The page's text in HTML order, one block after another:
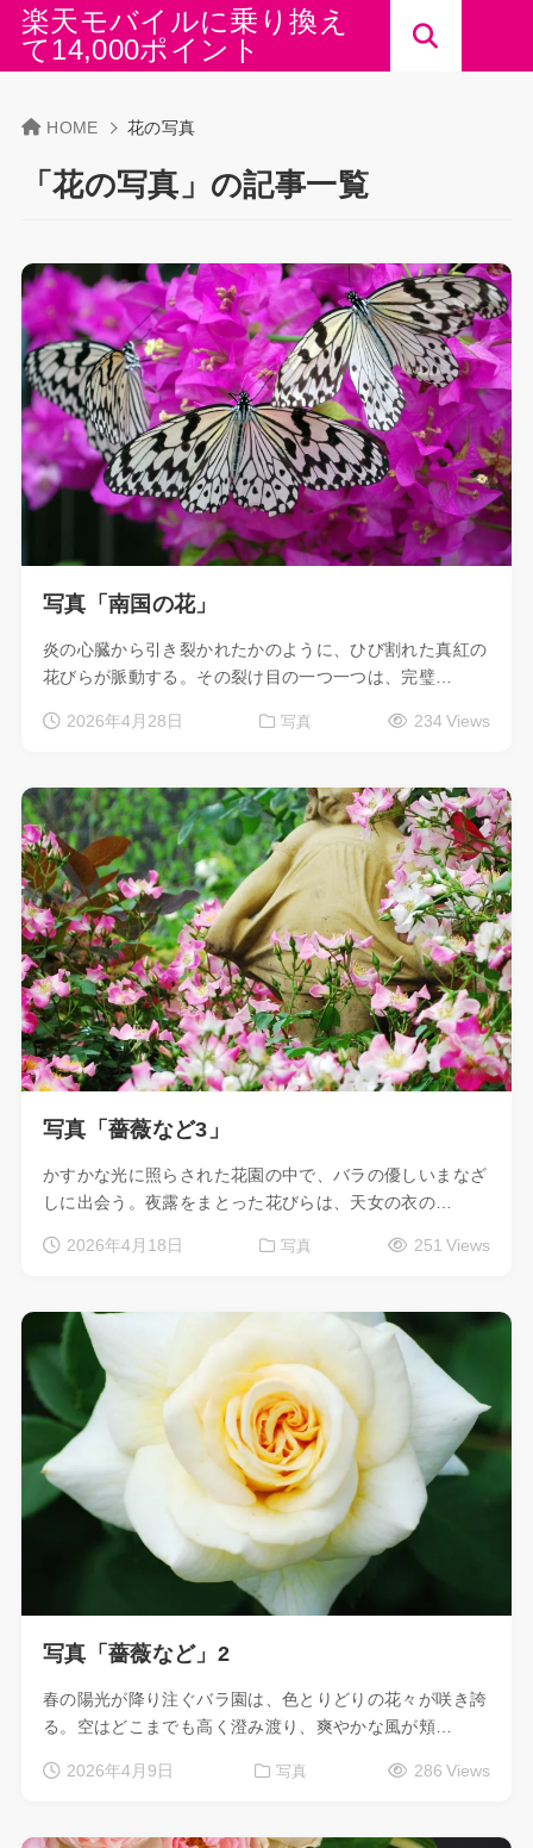
楽天モバイルに乗り換え
て14,000ポイント
HOME 花の写真
「花の写真」の記事一覧
写真「南国の花」
炎の心臓から引き裂かれたかのように、ひび割れた真紅の
花びらが脈動する。その裂け目の一つ一つは、完璧…
2026年4月28日 写真 234 Views
写真「薔薇など3」
かすかな光に照らされた花園の中で、バラの優しいまなざ
しに出会う。夜露をまとった花びらは、天女の衣の…
2026年4月18日 写真 251 Views
写真「薔薇など」2
春の陽光が降り注ぐバラ園は、色とりどりの花々が咲き誇
る。空はどこまでも高く澄み渡り、爽やかな風が頬…
2026年4月9日 写真 286 Views